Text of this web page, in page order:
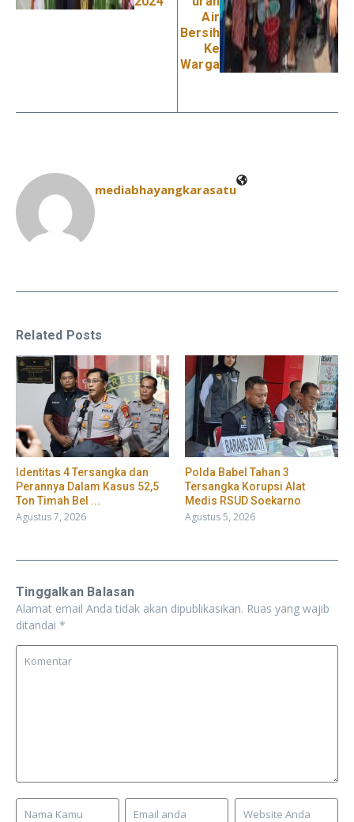
Air
Bersih
Ke
Warga
mediabhayangkarasatu
Related Posts
Identitas 4 Tersangka dan
Perannya Dalam Kasus 52,5
Ton Timah Bel ...
Agustus 7, 2026
Polda Babel Tahan 3
Tersangka Korupsi Alat
Medis RSUD Soekarno
Agustus 5, 2026
Tinggalkan Balasan
Alamat email Anda tidak akan dipublikasikan. Ruas yang wajib
ditandai *